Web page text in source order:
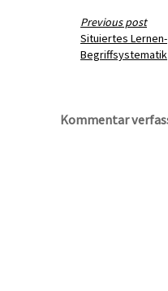
Previous post
Situiertes Lernen-
Begriffsystematik
Kommentar